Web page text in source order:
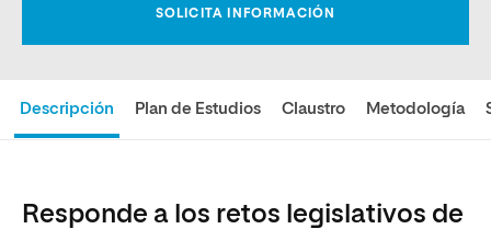
Descripción Plan de Estudios Claustro Metodología
Responde a los retos legislativos de